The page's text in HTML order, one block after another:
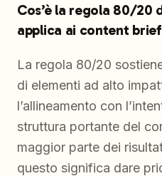
Cos’è la regola 80/20
applica ai content
La regola 80/20
di elementi ad alto
l’allineamento con
struttura portante del
maggior parte dei
questo significa dare